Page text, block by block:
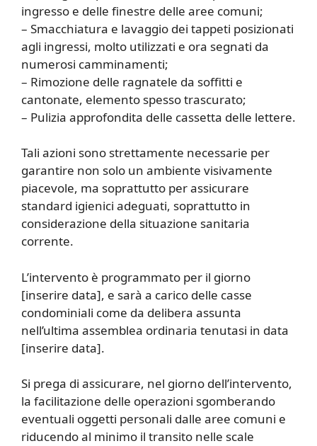
ingresso e delle finestre delle aree comuni;
– Smacchiatura e lavaggio dei tappeti posizionati
agli ingressi, molto utilizzati e ora segnati da
numerosi camminamenti;
– Rimozione delle ragnatele da soffitti e
cantonate, elemento spesso trascurato;
– Pulizia approfondita delle cassetta delle lettere.
Tali azioni sono strettamente necessarie per
garantire non solo un ambiente visivamente
piacevole, ma soprattutto per assicurare
standard igienici adeguati, soprattutto in
considerazione della situazione sanitaria
corrente.
L’intervento è programmato per il giorno
[inserire data], e sarà a carico delle casse
condominiali come da delibera assunta
nell’ultima assemblea ordinaria tenutasi in data
[inserire data].
Si prega di assicurare, nel giorno dell’intervento,
la facilitazione delle operazioni sgomberando
eventuali oggetti personali dalle aree comuni e
riducendo al minimo il transito nelle scale